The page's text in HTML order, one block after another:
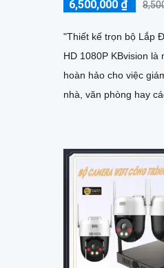
6,500,000 ₫
"Thiết kế trọn bộ Lắp
HD 1080P KBvision là
hoàn hảo cho việc
nhà, văn phòng hay